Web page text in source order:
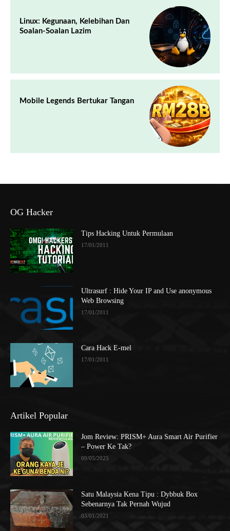
Linux: Kegunaan, Kelebihan Dan
Soalan-Soalan Lazim
Mobile Legends Bertukar Tangan
OG Hacker
Tips Hacking Untuk Permulaan
17/01/2011
Ultrasurf : Hide Your IP and Use anonymous
Web Browsing
17/01/2011
Cara Hack E-mel
17/01/2011
Artikel Popular
Jom Review: PRISM+ Aura Smart Air Purifier
– Power Ke Tak?
09/05/2025
Satu Malaysia Kena Tipu : Dybbuk Box
Sebenarnya Tak Pernah Wujud
03/01/2021